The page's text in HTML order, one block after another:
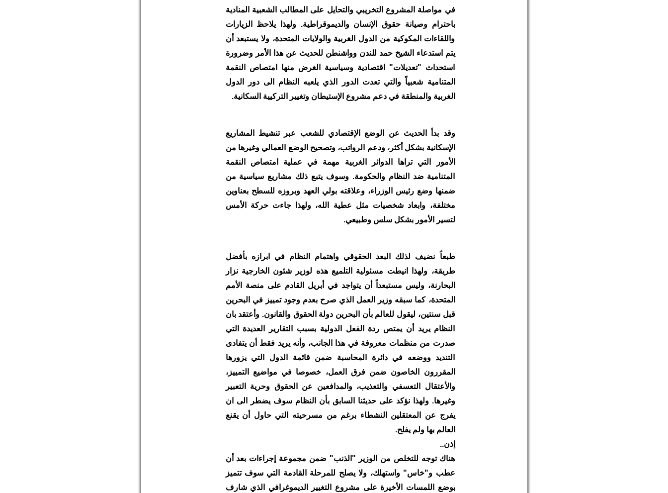
في مواصلة المشروع التخريبي والتحايل على المطالب الشعبية المنادية
باحترام وصيانة حقوق الإنسان والديموقراطية. ولهذا يلاحظ الزيارات
واللقاءات المكوكية من الدول الغربية والولايات المتحدة، ولا يستبعد أن
يتم استدعاء الشيخ حمد للندن وواشنطن للحديث عن هذا الأمر وضرورة
استحداث "تعديلات" اقتصادية وسياسية الغرض منها امتصاص النقمة
المتنامية شعبياً والتي تعدت الدور الذي يلعبه النظام الى دور الدول
الغربية والمنطقة في دعم مشروع الإستيطان وتغيير التركيية السكانية.
وقد بدأ الحديث عن الوضع الإقتصادي للشعب عبر تنشيط المشاريع
الإسكانية بشكل أكثر، ودعم الرواتب، وتصحيح الوضع العمالي وغيرها من
الأمور التي تراها الدوائر الغربية مهمة في عملية امتصاص النقمة
المتنامية ضد النظام والحكومة. وسوف يتبع ذلك مشاريع سياسية من
ضمنها وضع رئيس الوزراء، وعلاقته بولي العهد وبروزه للسطح بعناوين
مختلفة، وابعاد شخصيات مثل عطية الله، ولهذا جاءت حركة الأمس
لتسير الأمور بشكل سلس وطبيعي.
طبعاً نضيف لذلك البعد الحقوقي واهتمام النظام في ابرازه بأفضل
طريقة، ولهذا انيطت مسئولية التلميع هذه لوزير شئون الخارجية نزار
البحارنة، وليس مستبعداً أن يتواجد في أبريل القادم على منصة الأمم
المتحدة، كما سبقه وزير العمل الذي صرح بعدم وجود تمييز في البحرين
قبل سنتين، ليقول للعالم بأن البحرين دولة الحقوق والقانون. وأعتقد بان
النظام يريد أن يمتص ردة الفعل الدولية بسبب التقارير العديدة التي
صدرت من منظمات معروفة في هذا الجانب، وأنه يريد فقط أن يتفادى
التنديد ووضعه في دائرة المحاسبة ضمن قائمة الدول التي يزورها
المقررون الخاصون ضمن فرق العمل، خصوصا في مواضيع التمييز،
والأعتقال التعسفي والتعذيب، والمدافعين عن الحقوق وحرية التعبير
وغيرها. ولهذا نؤكد على حديثنا السابق بأن النظام سوف يضطر الى ان
يفرج عن المعتقلين النشطاء برغم من مسرحيته التي حاول أن يقنع
العالم بها ولم يفلح.
إذن..
هناك توجه للتخلص من الوزير "الذنب" ضمن مجموعة إجراءات بعد أن
عطب و"خاس" واستهلك، ولا يصلح للمرحلة القادمة التي سوف تتميز
بوضع اللمسات الأخيرة على مشروع التغيير الديموغرافي الذي شارف